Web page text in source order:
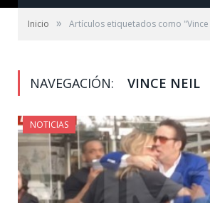
Inicio » Artículos etiquetados como "Vince
NAVEGACIÓN: VINCE NEIL
NOTICIAS